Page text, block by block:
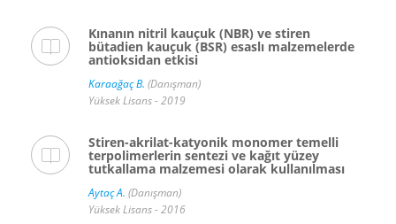
Kınanın nitril kauçuk (NBR) ve stiren
bütadien kauçuk (BSR) esaslı malzemelerde
antioksidan etkisi
Karaağaç B. (Danışman)
Yüksek Lisans - 2019
Stiren-akrilat-katyonik monomer temelli
terpolimerlerin sentezi ve kağıt yüzey
tutkallama malzemesi olarak kullanılması
Aytaç A. (Danışman)
Yüksek Lisans - 2016